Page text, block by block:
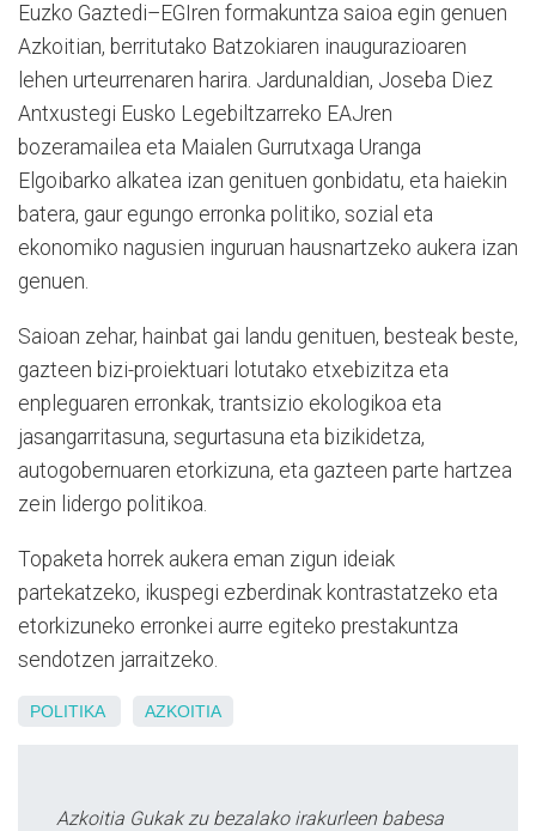
Euzko Gaztedi–EGIren formakuntza saioa egin genuen
Azkoitian, berritutako Batzokiaren inaugurazioaren
lehen urteurrenaren harira. Jardunaldian, Joseba Diez
Antxustegi Eusko Legebiltzarreko EAJren
bozeramailea eta Maialen Gurrutxaga Uranga
Elgoibarko alkatea izan genituen gonbidatu, eta haiekin
batera, gaur egungo erronka politiko, sozial eta
ekonomiko nagusien inguruan hausnartzeko aukera izan
genuen.
Saioan zehar, hainbat gai landu genituen, besteak beste,
gazteen bizi-proiektuari lotutako etxebizitza eta
enpleguaren erronkak, trantsizio ekologikoa eta
jasangarritasuna, segurtasuna eta bizikidetza,
autogobernuaren etorkizuna, eta gazteen parte hartzea
zein lidergo politikoa.
Topaketa horrek aukera eman zigun ideiak
partekatzeko, ikuspegi ezberdinak kontrastatzeko eta
etorkizuneko erronkei aurre egiteko prestakuntza
sendotzen jarraitzeko.
POLITIKA AZKOITIA
Azkoitia Gukak zu bezalako irakurleen babesa